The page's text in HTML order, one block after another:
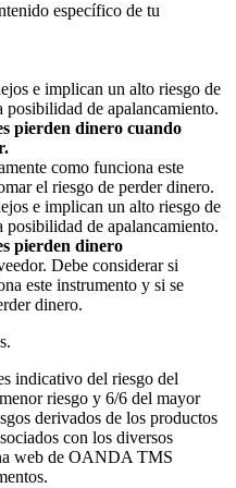
específico de tu
e implican un alto riesgo de
de apalancamiento.
pierden dinero cuando
como funciona este
el riesgo de perder dinero.
e implican un alto riesgo de
de apalancamiento.
pierden dinero
Debe considerar si
este instrumento y si se
dinero.
indicativo del riesgo del
riesgo y 6/6 del mayor
derivados de los productos
con los diversos
web de OANDA TMS